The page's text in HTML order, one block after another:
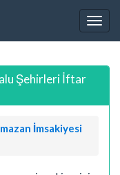
Şehirleri İftar
İmsakiyesi